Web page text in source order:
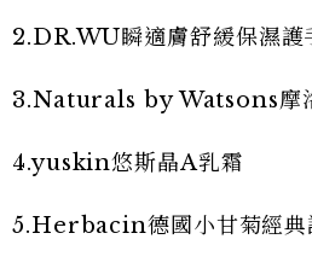
2.DR.WU瞬適膚舒緩保濕護
3.Naturals by Watsons摩
4.yuskin悠斯晶A乳霜
5.Herbacin德國小甘菊經典